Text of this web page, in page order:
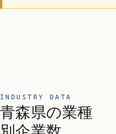
INDUSTRY DATA
青森県の業種